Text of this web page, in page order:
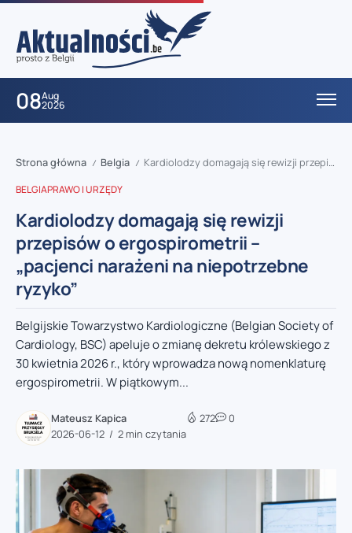
08Aug
2026
Strona główna / Belgia / Kardiolodzy domagają się rewizji przepisów o ergospirometrii – „pacjenci narażeni na niepotrzebne ryzyko”
BELGIAPRAWO I URZĘDY
Kardiolodzy domagają się rewizji
przepisów o ergospirometrii –
„pacjenci narażeni na niepotrzebne
ryzyko”
Belgijskie Towarzystwo Kardiologiczne (Belgian Society of
Cardiology, BSC) apeluje o zmianę dekretu królewskiego z
30 kwietnia 2026 r., który wprowadza nową nomenklaturę
ergospirometrii. W piątkowym...
Mateusz Kapica
2026-06-12
2 min czytania
272 0